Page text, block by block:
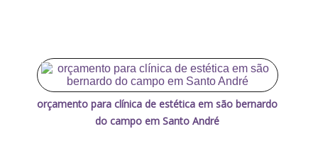
orçamento para clínica de estética em são bernardo
do campo em Santo André